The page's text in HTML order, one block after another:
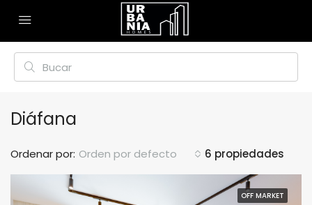
Diáfana
6 propiedades
Ordenar por: Orden por defecto
OFF MARKET